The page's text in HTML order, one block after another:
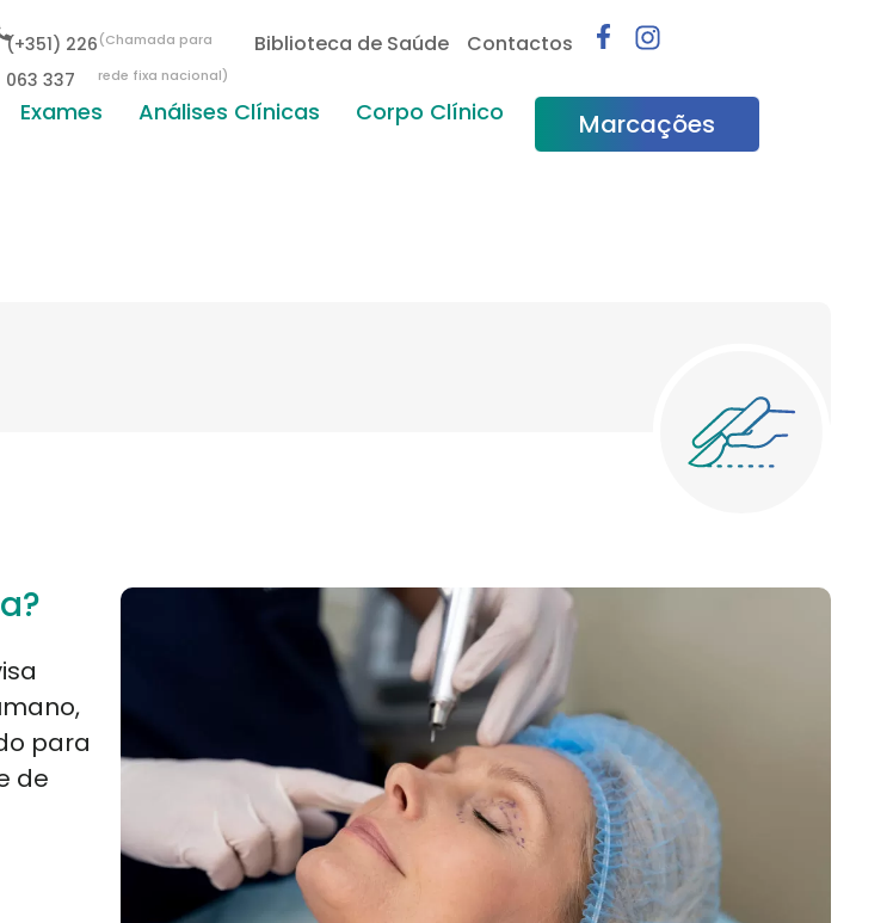
(+351) 226
063 337
(Chamada para
rede fixa nacional)
Biblioteca de Saúde Contactos
Exames Análises Clínicas Corpo Clínico Marcações
para
de